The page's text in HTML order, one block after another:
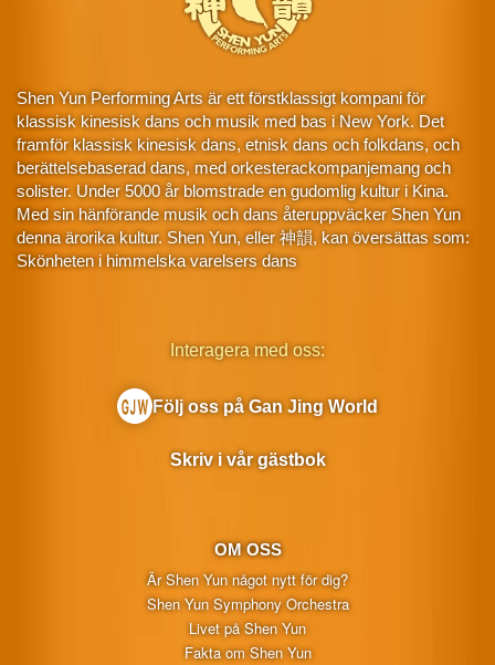
Shen Yun Performing Arts är ett förstklassigt kompani för
klassisk kinesisk dans och musik med bas i New York. Det
framför klassisk kinesisk dans, etnisk dans och folkdans, och
berättelsebaserad dans, med orkesterackompanjemang och
solister. Under 5000 år blomstrade en gudomlig kultur i Kina.
Med sin hänförande musik och dans återuppväcker Shen Yun
denna ärorika kultur. Shen Yun, eller 神韻, kan översättas som:
Skönheten i himmelska varelsers dans
OM OSS
Är Shen Yun något nytt för dig?
Shen Yun Symphony Orchestra
Livet på Shen Yun
Fakta om Shen Yun
Interagera med oss:
Följ oss på Gan Jing World
Skriv i vår gästbok